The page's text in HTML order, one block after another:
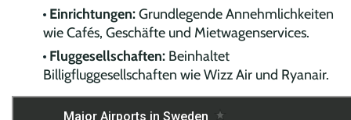
Einrichtungen:Grundlegende Annehmlichkeiten
wie Cafés, Geschäfte und Mietwagenservices.
Fluggesellschaften: Beinhaltet
Billigfluggesellschaften wie Wizz Air und Ryanair.